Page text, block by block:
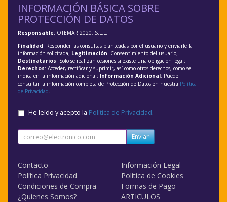
INFORMACIÓN BÁSICA SOBRE
PROTECCIÓN DE DATOS
Responsable: OTEMAR 2020, S.L.L.
Finalidad: Responder las consultas planteadas por el usuario y enviarle la
información solicitada; Legitimación: Consentimiento del usuario;
Destinatarios: Solo se realizan cesiones si existe una obligación legal;
Derechos: Acceder, rectificar y suprimir, así como otros derechos, como se
indica en la información adicional; Información Adicional: Puede
consultar la información completa de Protección de Datos en nuestra Política
de Privacidad.
He leído y acepto la Política de Privacidad.
Enviar
Contacto
Información Legal
Política Privacidad
Política de Cookies
Condiciones de Compra
Formas de Pago
¿Quienes Somos?
ARTICULOS